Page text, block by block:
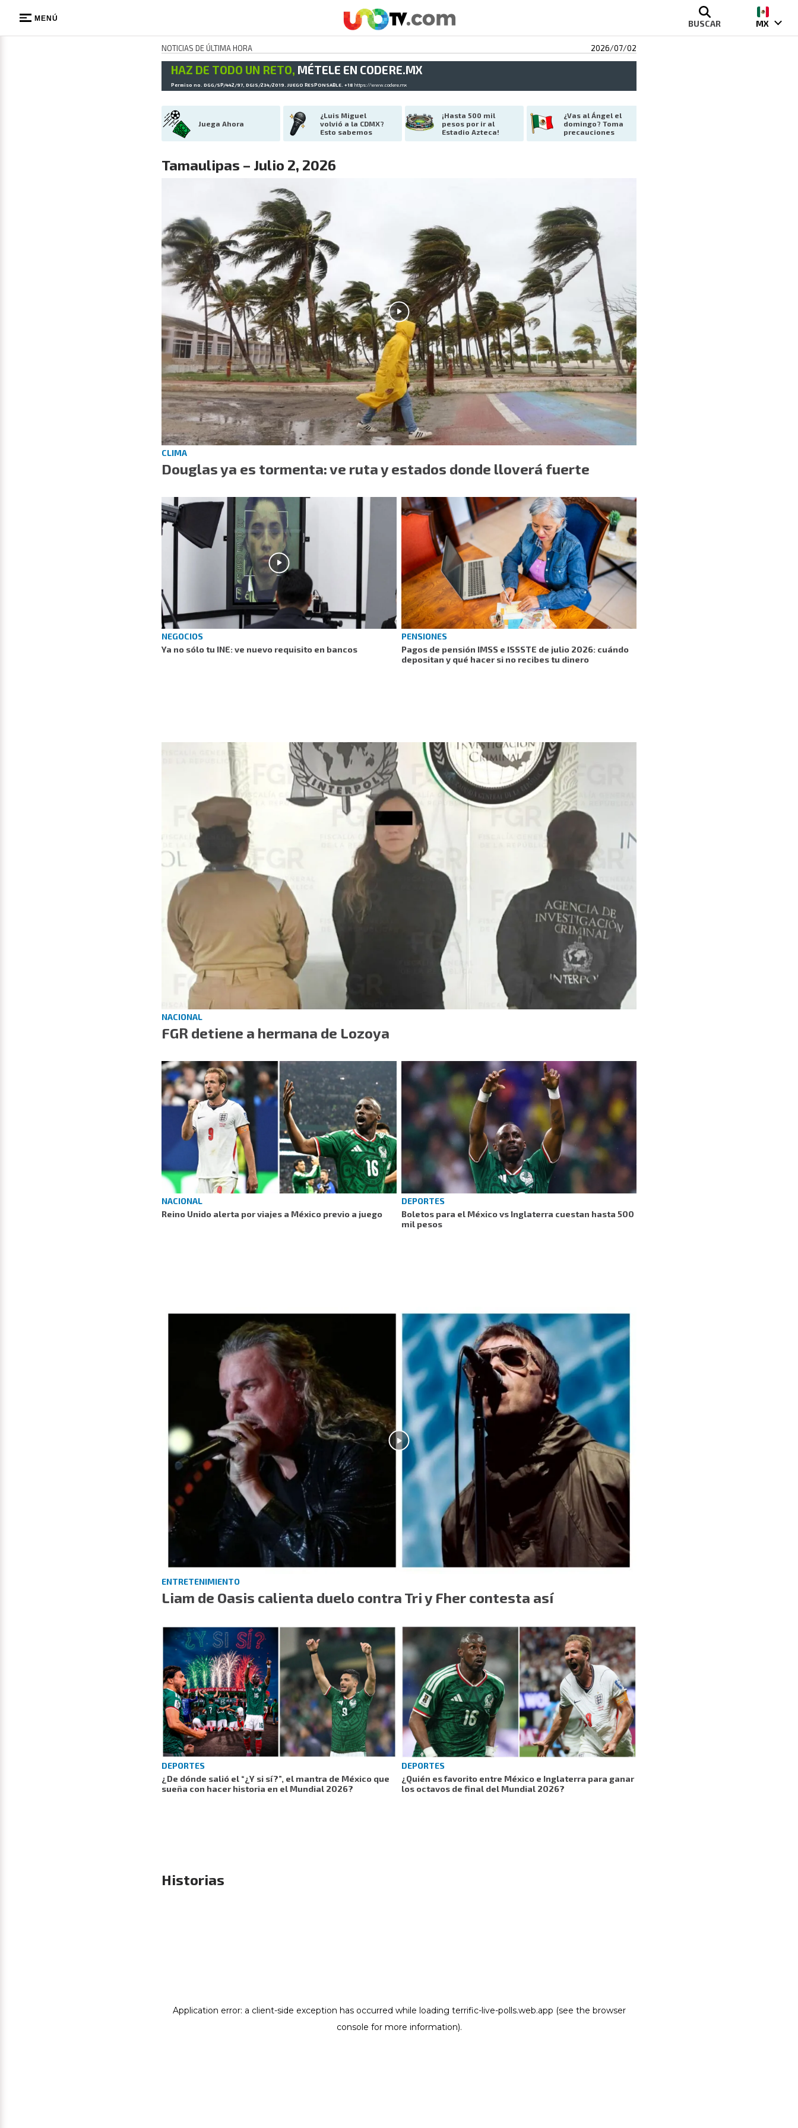
MENÚ BUSCAR MX
NOTICIAS DE ÚLTIMA HORA 2026/07/02
HAZ DE TODO UN RETO, MÉTELE EN CODERE.MX
Permiso no. DGG/SP/442/97, DGJS/234/2019. JUEGO RESPONSABLE. +18 https://www.codere.mx
Juega Ahora
¿Luis Miguel
volvió a la CDMX?
Esto sabemos
¡Hasta 500 mil
pesos por ir al
Estadio Azteca!
¿Vas al Ángel el
domingo? Toma
precauciones
Tamaulipas – Julio 2, 2026
CLIMA
Douglas ya es tormenta: ve ruta y estados donde lloverá fuerte
NEGOCIOS
Ya no sólo tu INE: ve nuevo requisito en bancos
PENSIONES
Pagos de pensión IMSS e ISSSTE de julio 2026: cuándo
depositan y qué hacer si no recibes tu dinero
NACIONAL
FGR detiene a hermana de Lozoya
NACIONAL
Reino Unido alerta por viajes a México previo a juego
DEPORTES
Boletos para el México vs Inglaterra cuestan hasta 500
mil pesos
ENTRETENIMIENTO
Liam de Oasis calienta duelo contra Tri y Fher contesta así
DEPORTES
¿De dónde salió el “¿Y si sí?”, el mantra de México que
sueña con hacer historia en el Mundial 2026?
DEPORTES
¿Quién es favorito entre México e Inglaterra para ganar
los octavos de final del Mundial 2026?
Historias